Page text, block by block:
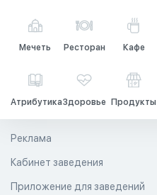
Мечеть Ресторан Кафе
АтрибутикаЗдоровье Продукты
Реклама
Кабинет заведения
Приложение для заведений